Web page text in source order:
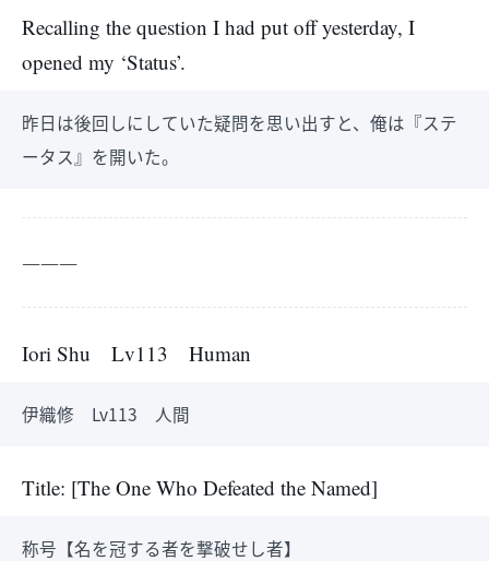
Recalling the question I had put off yesterday, I
opened my ‘Status’.
昨日は後回しにしていた疑問を思い出すと、俺は『ステ
ータス』を開いた。
―――
Iori Shu Lv113 Human
伊織修 Lv113 人間
Title: [The One Who Defeated the Named]
称号【名を冠する者を撃破せし者】